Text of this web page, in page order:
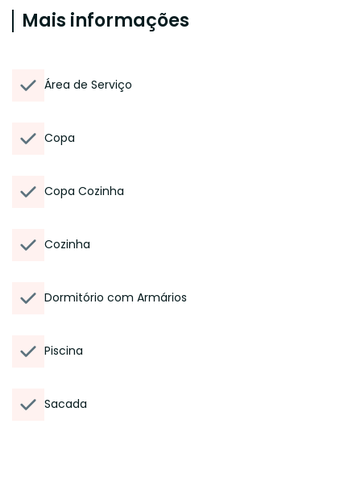
Mais informações
Área de Serviço
Copa
Copa Cozinha
Cozinha
Dormitório com Armários
Piscina
Sacada